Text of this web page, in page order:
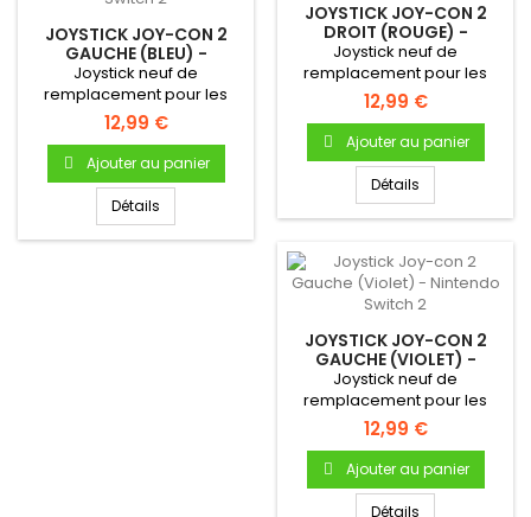
JOYSTICK JOY-CON 2
GAUCHE (BLEU) -
NINTENDO SWITCH 2
Joystick neuf de
remplacement pour les
Joy-con de la Nintendo
Switch 2...
12,99 €
Ajouter au panier
Détails
JOYSTICK JOY-CON 2
DROIT (ROUGE) -
NINTENDO SWITCH 2
Joystick neuf de
remplacement pour les
Joy-con de la Nintendo
Switch 2...
12,99 €
Ajouter au panier
Détails
JOYSTICK JOY-CON 2
GAUCHE (VIOLET) -
NINTENDO SWITCH 2
Joystick neuf de
remplacement pour les
Joy-con de la Nintendo
Switch 2...
12,99 €
Ajouter au panier
Détails